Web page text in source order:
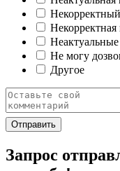
Некорректная
Не могу
Другое
Отправить
Запрос